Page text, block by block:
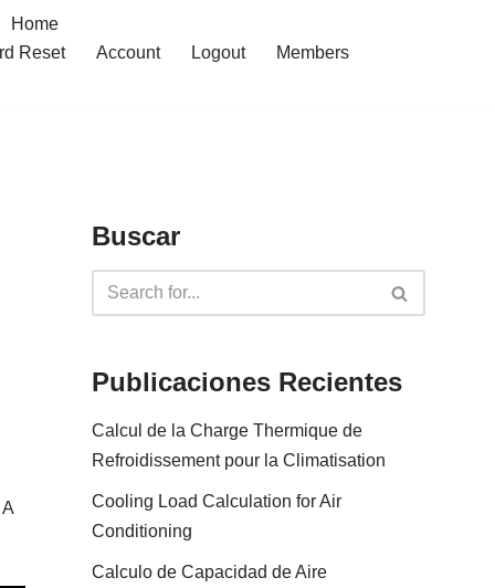
Home
Reset
Account Logout Members
Buscar
Publicaciones Recientes
Calcul de la Charge Thermique de
Refroidissement pour la Climatisation
Cooling Load Calculation for Air
Conditioning
Calculo de Capacidad de Aire